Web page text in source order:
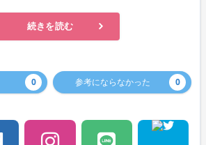
続きを読む
0 参考にならなかった 0